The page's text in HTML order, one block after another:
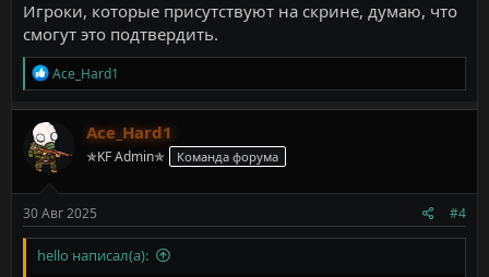
Насчёт компенсации, лично я не против, не знаю как
отреагирует остальная администрация. Только конечно
компенсацию думаю можно будет выдать на основании
скрина, где виден набитый урон и ники всех игроков, кто
играл, чтобы выдать всем, а не только тем, кто частично
отображается на скрине. Хочу подчеркнуть что это только
лишь моё мнение.
Игроки, которые присутствуют на скрине, думаю, что
смогут это подтвердить.
Р
е
а
к
ц
и
и
Ace_Hard1
Ace_Hard1
✯KF Admin✯ Команда форума
30 Авг 2025 #4
hello написал(а):